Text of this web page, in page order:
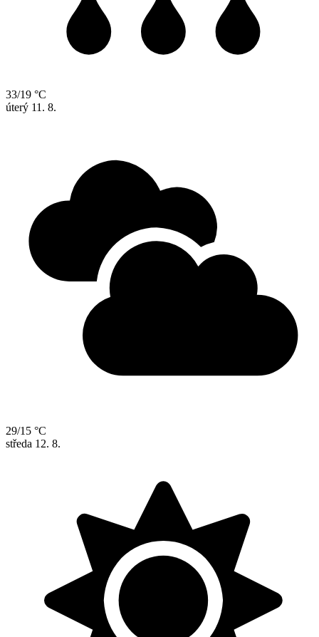
33/19 °C
úterý 11. 8.
29/15 °C
středa 12. 8.